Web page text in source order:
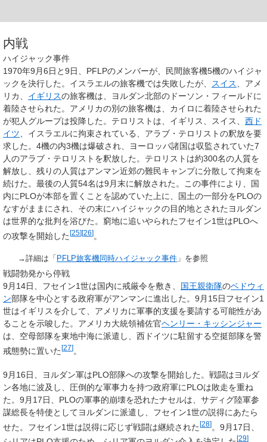
内戦
ハイジャック事件
1970年9月6日と9日、PFLPのメンバーが、民間旅客機5機のハイジャ
ックを決行した。イスラエルの旅客機では失敗したが、
スイス
、アメ
リカ、 イギリスの旅客機は、ヨルダン北部のドーソン・フィールドに
着陸させられた。アメリカの別の旅客機は、カイロに着陸させられた
が犯人グループは投降した。テロリストは、イギリス、スイス、 西ド
イツ 、イスラエルに拘束されている、アラブ・テロリストの釈放を要
求した。4機の内3機は爆破され、ヨーロッパ諸国は収監されていた7
人のアラブ・テロリストを釈放した。テロリストは約300名の人質を
解放し、残りの人質はアンマン近郊の難民キャンプに分散して拘束を
続けた。最後の人質54名は9月末に解放された。この事件により、国
内にPLOが本部を置くことを認めていた上に、国土の一部分をPLOの
なすがままにされ、その末にハイジャックの目的地とされたヨルダン
は世界的な批判を浴びた。窮地に追いやられたフセイン1世はPLOへ
の攻撃を開始した[25][26]。
→詳細は「 PFLP旅客機同時ハイジャック事件 」を参照
戦闘勃発から停戦
9月14日、フセイン1世は国内に戒厳令を敷き、 国王親衛隊のベドウィ
ン部隊を中心とする政府軍がアンマンに進出した。9月15日フセイン1
世はイギリスを介して、アメリカに軍事的支援を要請する可能性があ
ることを示唆した。アメリカ大統領補佐官ヘンリー・キッシンジャー
は、空母部隊を東地中海に派遣し、西ドイツに駐留する空挺部隊を警
戒態勢に置いた [27] 。
9月16日、ヨルダン軍はPLO部隊への攻撃を開始した。戦闘はヨルダ
ン各地に波及し、圧倒的な軍事力を持つ政府軍にPLOは敗走を重ね
た。9月17日、PLOの軍事的崩壊を恐れたナセルは、サディグ陸軍参
謀総長を特使としてヨルダンに派遣し、フセイン1世の説得にあたら
せた。フセイン1世は説得に応じず戦闘は継続された[28]。9月17日、
[29]